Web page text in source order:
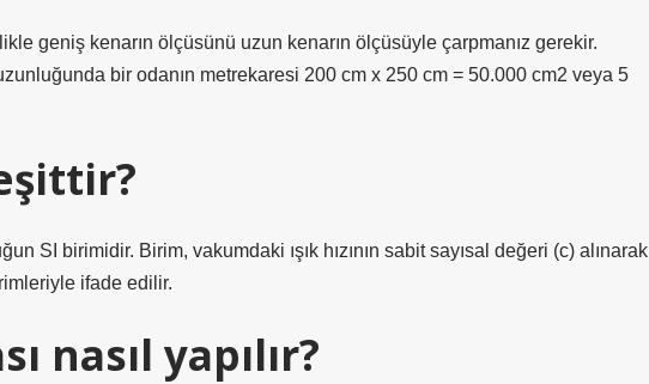
geniş kenarın ölçüsünü uzun kenarın ölçüsüyle çarpmanız gerekir.
bir odanın metrekaresi 200 cm x 250 cm = 50.000 cm2 veya 5
SI birimidir. Birim, vakumdaki ışık hızının sabit sayısal değeri (c) alınarak
ifade edilir.
nasıl yapılır?